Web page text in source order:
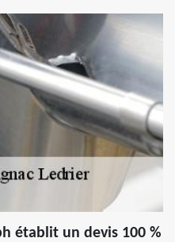
établit un devis 100 %